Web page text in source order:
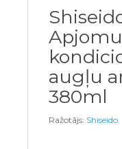
augļu
380ml
Ražotājs: Shiseido